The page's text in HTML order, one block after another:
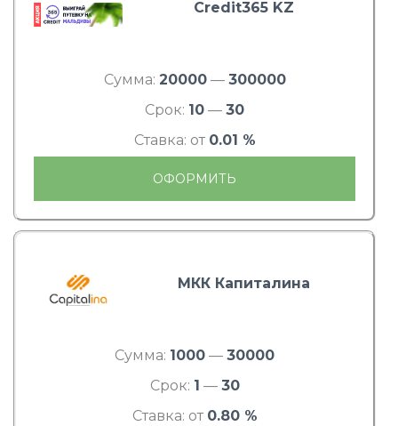
Credit365 KZ
Сумма: 20000— 300000
Срок: 10 — 30
Ставка: от 0.01 %
ОФОРМИТЬ
МКК Капиталина
Сумма: 1000 — 30000
Срок: 1 — 30
Ставка: от 0.80 %